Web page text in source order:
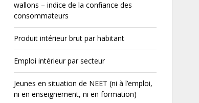
wallons – indice de la confiance des
consommateurs
Produit intérieur brut par habitant
Emploi intérieur par secteur
Jeunes en situation de NEET (ni à l’emploi,
ni en enseignement, ni en formation)